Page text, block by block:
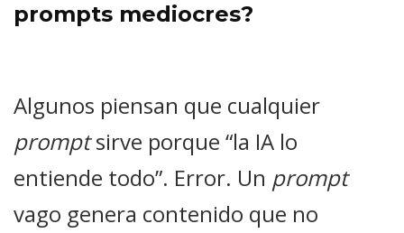
prompts mediocres?
Algunos piensan que cualquier
promptsirve porque “la IA lo
entiende todo”. Error. Un prompt
vago genera contenido que no